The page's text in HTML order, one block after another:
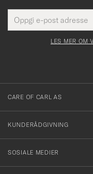
postadresse
felt
Tack
för
dig
till
vårt
nyhetsbrev!
LES MER OM
CARE OF CARL AS
KUNDERÅDGIVNING
SOSIALE MEDIER